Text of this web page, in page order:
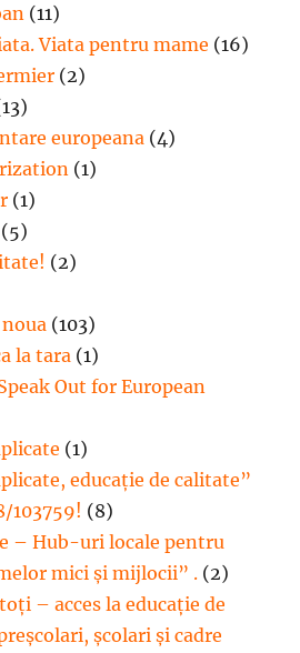
(11)
Viata pentru mame (16)
(2)
europeana (4)
(1)
(1)
(5)
(2)
(103)
la tara (1)
Out for European
(1)
educație de calitate”
103759! (8)
– Hub-uri locale pentru
mici şi mijlocii” . (2)
– acces la educație de
școlari și cadre